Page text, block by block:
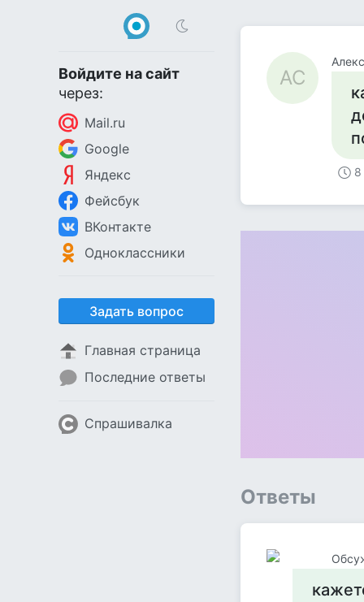
Войдите на сайт
через:
Mail.ru
Google
Яндекс
Фейсбук
ВКонтакте
Одноклассники
Задать вопрос
Главная страница
Последние ответы
Спрашивалка
АС
8
Ответы